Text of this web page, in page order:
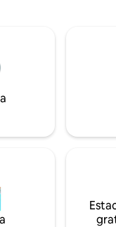
desde el portal.